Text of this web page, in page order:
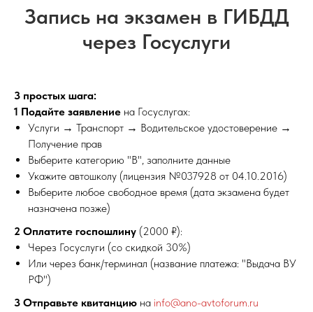
Запись на экзамен в ГИБДД
через Госуслуги
3 простых шага:
1 Подайте заявление на Госуслугах:
Услуги → Транспорт → Водительское удостоверение →
Получение прав
Выберите категорию "B", заполните данные
Укажите автошколу (лицензия №037928 от 04.10.2016)
Выберите любое свободное время (дата экзамена будет
назначена позже)
2 Оплатите госпошлину (2000 ₽):
Через Госуслуги (со скидкой 30%)
Или через банк/терминал (название платежа: "Выдача ВУ
РФ")
3 Отправьте квитанцию на info@ano-avtoforum.ru